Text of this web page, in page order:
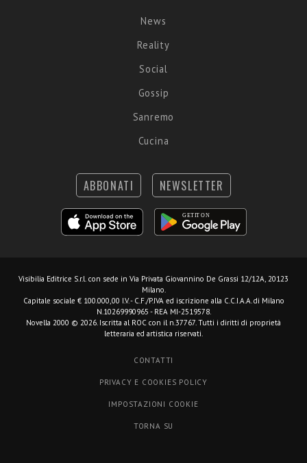
News
Reality
Social
Gossip
Sanremo
Cucina
ABBONATI NEWSLETTER
Visibilia Editrice S.r.l. con sede in Via Privata Giovannino De Grassi 12/12A, 20123
Milano.
Capitale sociale € 100.000,00 I.V. - C.F./P.IVA ed iscrizione alla C.C.I.A.A. di Milano
N.10269990965 - REA MI-2519578.
Novella 2000 © 2026. Iscritta al ROC con il n.37767. Tutti i diritti di proprietà
letteraria ed artistica riservati.
CONTATTI
PRIVACY E COOKIES POLICY
IMPOSTAZIONI COOKIE
TORNA SU